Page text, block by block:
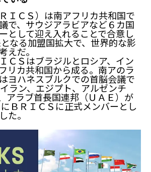
ＩＣＳ）は南アフリカ共和国で
で、サウジアラビアなど６カ国
として迎え入れることで合意し
なる加盟国拡大で、世界的な影
えだ。
Ｓはブラジルとロシア、イン
リカ共和国から成る。南アのラ
ヨハネスブルクでの首脳会議で
ラン、エジプト、アルゼンチ
アラブ首長国連邦（ＵＡＥ）が
ＢＲＩＣＳに正式メンバーとし
た。